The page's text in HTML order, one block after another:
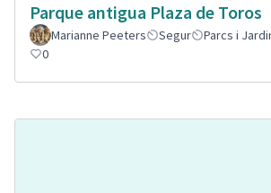
Parque antigua Plaza de Toros
Marianne Peeters
Segur Parcs i
0